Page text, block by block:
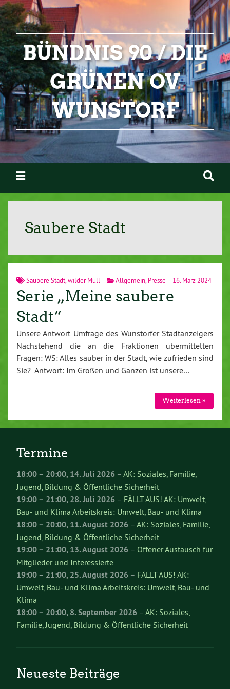
BÜNDNIS 90 / DIE
GRÜNEN OV
WUNSTORF
Saubere Stadt
Saubere Stadt,wilder Müll Allgemein,Presse 16. März 2024
Serie „Meine saubere
Stadt“
Unsere Antwort Umfrage des Wunstorfer Stadtanzeigers
Nachstehend die an die Fraktionen übermittelten
Fragen: WS: Alles sauber in der Stadt, wie zufrieden sind
Sie? Antwort: Im Großen und Ganzen ist unsere…
Weiterlesen »
Termine
18:00– 20:00,14. Juli 2026 – AK: Soziales, Familie,
Jugend, Bildung & Öffentliche Sicherheit
19:00– 21:00,28. Juli 2026 – FÄLLT AUS! AK: Umwelt,
Bau- und Klima Arbeitskreis: Umwelt, Bau- und Klima
18:00– 20:00,11. August 2026 – AK: Soziales, Familie,
Jugend, Bildung & Öffentliche Sicherheit
19:00– 21:00,13. August 2026 – Offener Austausch für
Mitglieder und Interessierte
19:00– 21:00,25. August 2026 – FÄLLT AUS! AK:
Umwelt, Bau- und Klima Arbeitskreis: Umwelt, Bau- und
Klima
18:00– 20:00,8. September 2026 – AK: Soziales,
Familie, Jugend, Bildung & Öffentliche Sicherheit
Neueste Beiträge